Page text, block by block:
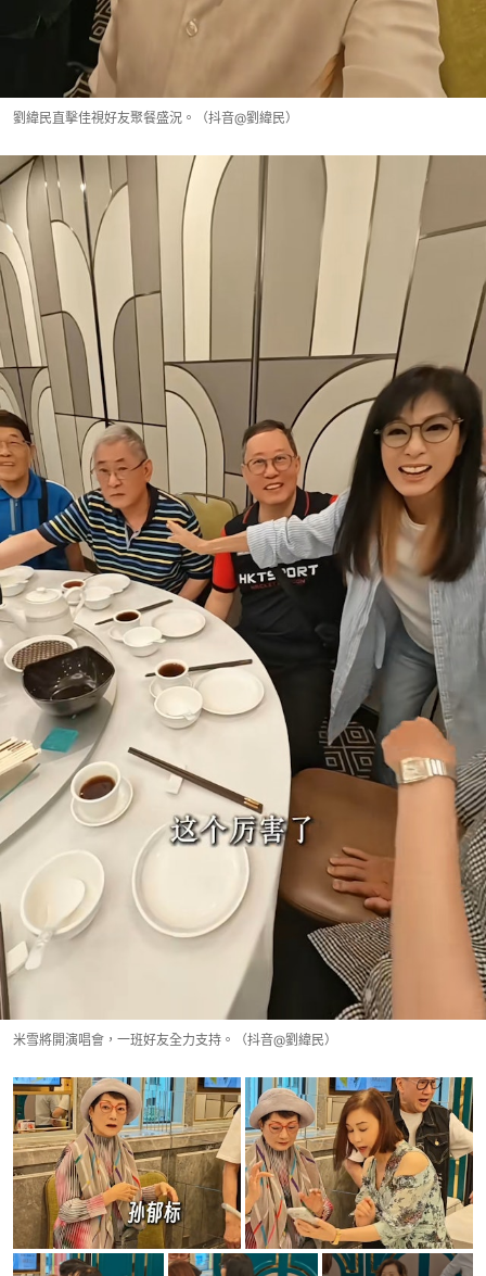
劉緯民直擊佳視好友聚餐盛況。（抖音@劉緯民）
米雪將開演唱會，一班好友全力支持。（抖音@劉緯民）